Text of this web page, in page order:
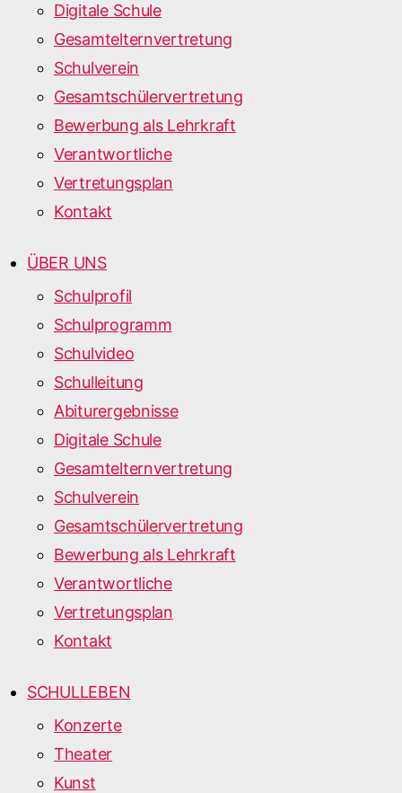
Digitale Schule
Gesamtelternvertretung
Schulverein
Gesamtschülervertretung
Bewerbung als Lehrkraft
Verantwortliche
Vertretungsplan
Kontakt
ÜBER UNS
Schulprofil
Schulprogramm
Schulvideo
Schulleitung
Abiturergebnisse
Digitale Schule
Gesamtelternvertretung
Schulverein
Gesamtschülervertretung
Bewerbung als Lehrkraft
Verantwortliche
Vertretungsplan
Kontakt
SCHULLEBEN
Konzerte
Theater
Kunst